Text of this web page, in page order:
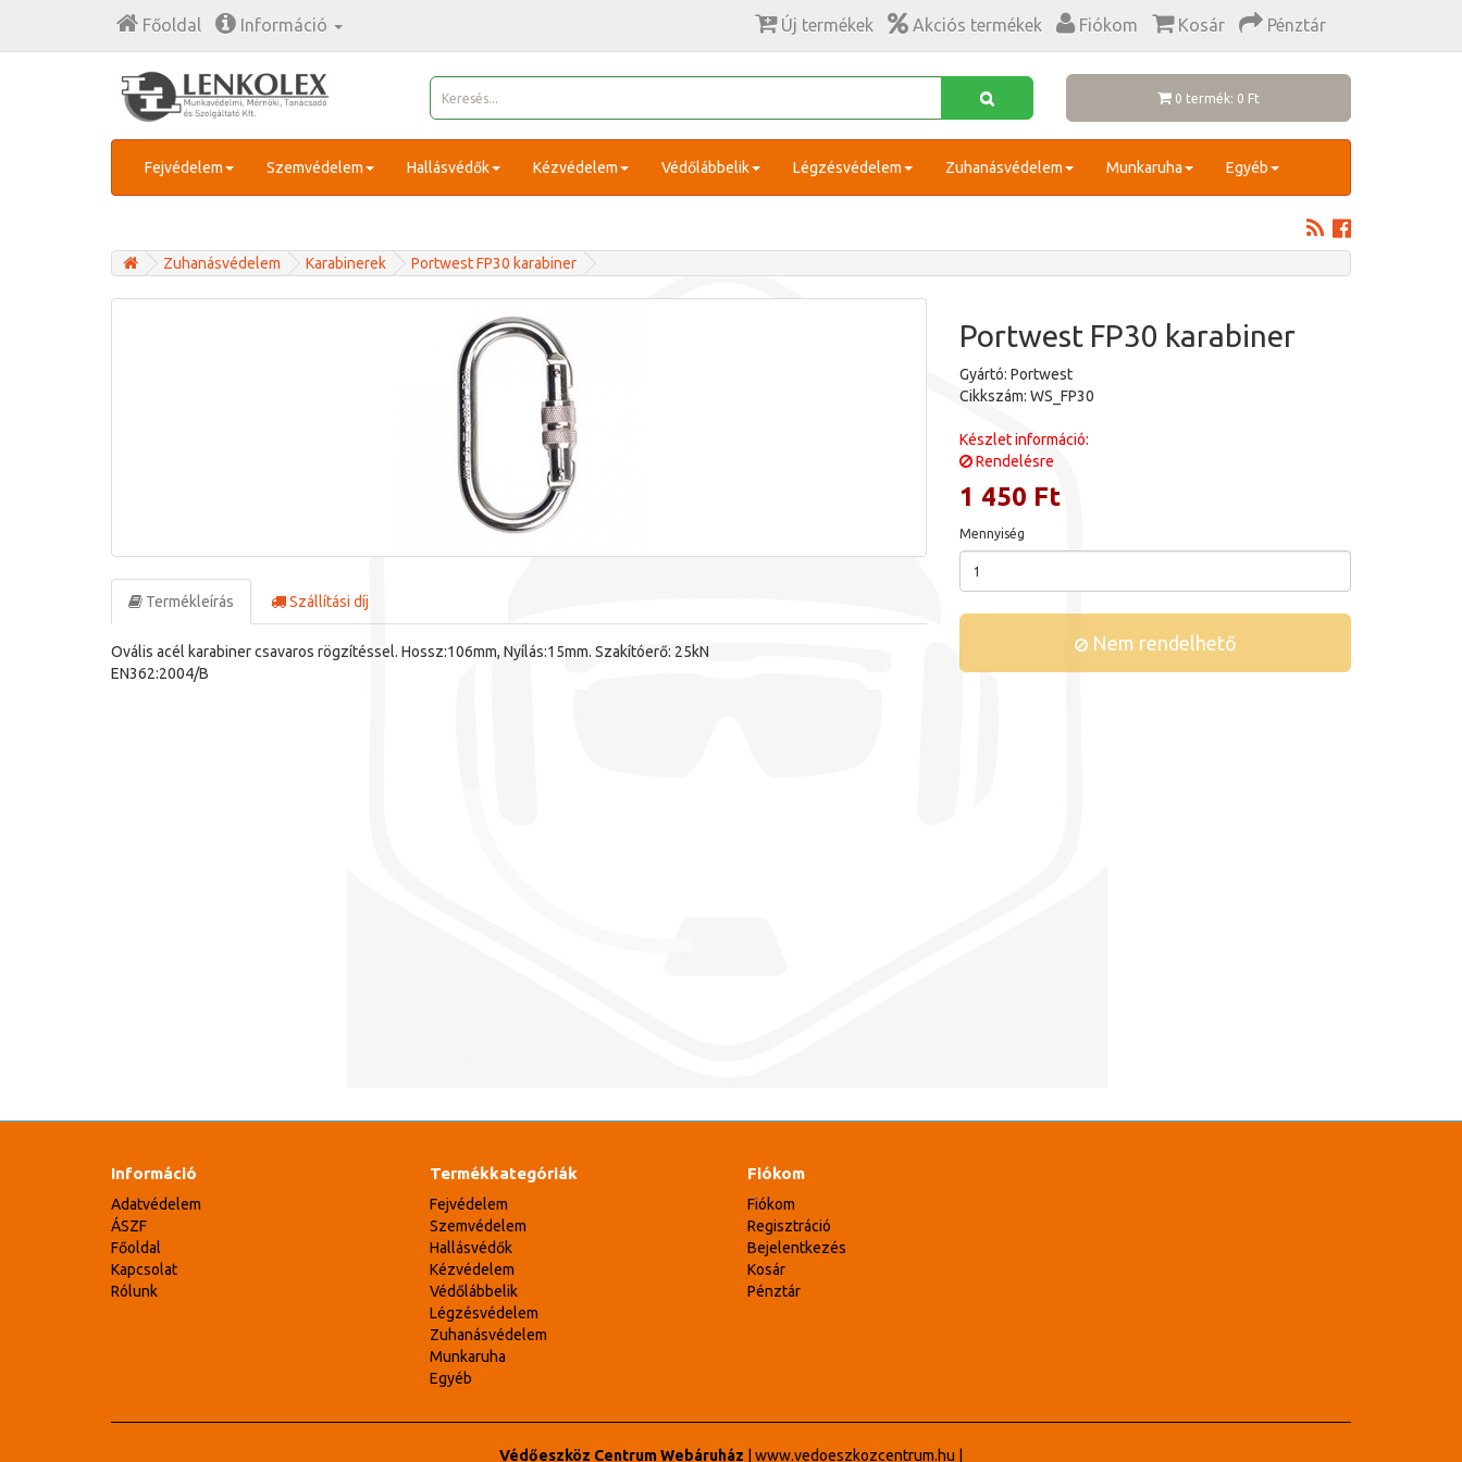
Főoldal Információ Új termékek Akciós termékek Fiókom Kosár Pénztár
0 termék: 0 Ft
Fejvédelem Szemvédelem Hallásvédők Kézvédelem Védőlábbelik Légzésvédelem Zuhanásvédelem Munkaruha Egyéb
Zuhanásvédelem Karabinerek Portwest FP30 karabiner
Termékleírás Szállítási díj
Ovális acél karabiner csavaros rögzítéssel. Hossz:106mm, Nyílás:15mm. Szakítóerő: 25kN
EN362:2004/B
Portwest FP30 karabiner
Gyártó: Portwest
Cikkszám: WS_FP30
Készlet információ:
Rendelésre
1 450 Ft
Mennyiség
Nem rendelhető
Információ
Adatvédelem
ÁSZF
Főoldal
Kapcsolat
Rólunk
Termékkategóriák
Fejvédelem
Szemvédelem
Hallásvédők
Kézvédelem
Védőlábbelik
Légzésvédelem
Zuhanásvédelem
Munkaruha
Egyéb
Fiókom
Fiókom
Regisztráció
Bejelentkezés
Kosár
Pénztár
Védőeszköz Centrum Webáruház www.vedoeszkozcentrum.hu